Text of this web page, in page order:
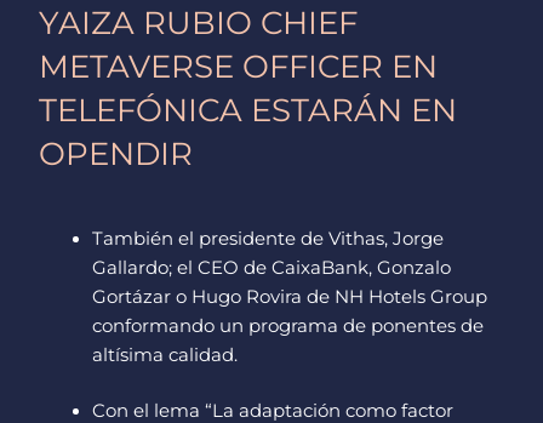
YAIZA RUBIO CHIEF
METAVERSE OFFICER EN
TELEFÓNICA ESTARÁN EN
OPENDIR
También el presidente de Vithas, Jorge
Gallardo; el CEO de CaixaBank, Gonzalo
Gortázar o Hugo Rovira de NH Hotels Group
conformando un programa de ponentes de
altísima calidad.
Con el lema “La adaptación como factor